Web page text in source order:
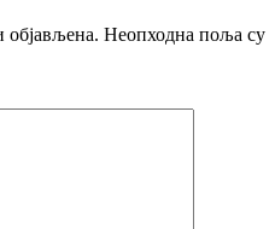
објављена. Неопходна поља су